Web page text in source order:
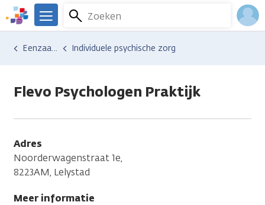
Overslaan
en
naar
We
er
Kanker.nl
Zoeken
Menu
Hulp en ondersteuning
Vind hulp bij kanker
Gedachten en emoties
Eenzaamheid Individuele psychische zorg
Flevo Psychologen Praktijk
Adres
Noorderwagenstraat 1e,
8223AM, Lelystad
Meer informatie